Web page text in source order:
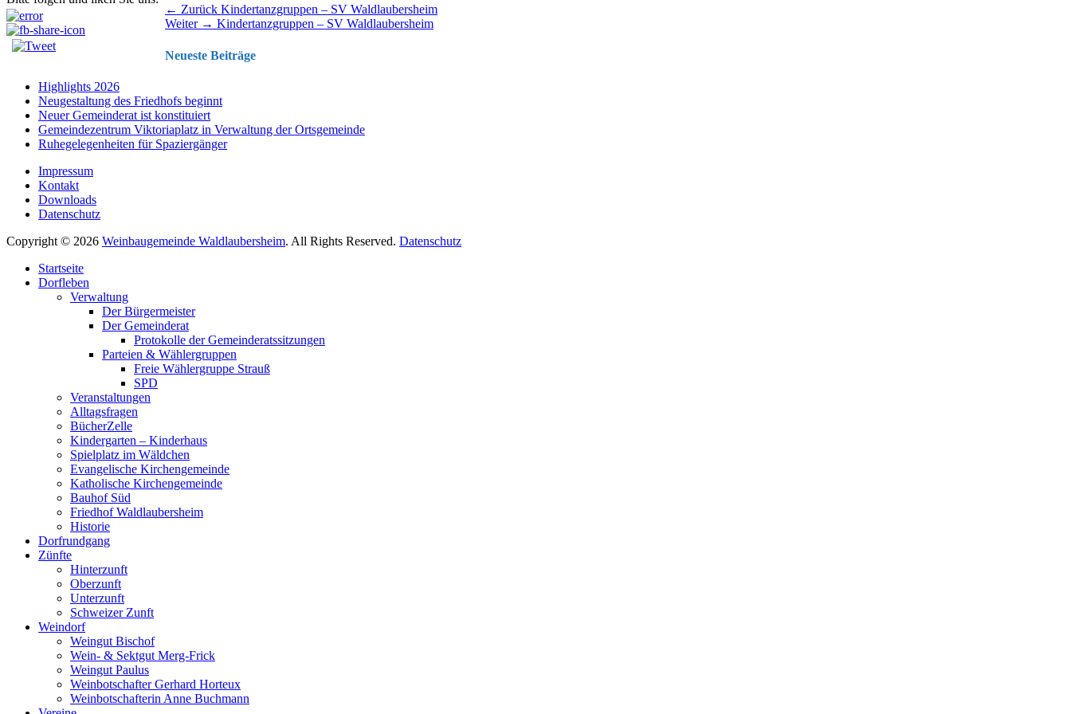
Beitragsnavigation ← Zurück Vorhergehender
Beitrag:
Kindertanzgruppen – SV Waldlaubersheim
Weiter → Nächster
Kindertanzgruppen – SV Waldlaubersheim
Neueste Beiträge
Highlights 2026
Neugestaltung des Friedhofs beginnt
Neuer Gemeinderat ist konstituiert
Gemeindezentrum Viktoriaplatz in Verwaltung der Ortsgemeinde
Ruhegelegenheiten für Spaziergänger
Impressum
Kontakt
Downloads
Datenschutz
Copyright © 2026 Weinbaugemeinde Waldlaubersheim. All Rights Reserved. Datenschutz
oben
scrollen
Startseite
Dorfleben
Verwaltung
Der Bürgermeister
Der Gemeinderat
Protokolle der Gemeinderatssitzungen
Parteien & Wählergruppen
Freie Wählergruppe Strauß
SPD
Veranstaltungen
Alltagsfragen
BücherZelle
Kindergarten – Kinderhaus
Spielplatz im Wäldchen
Evangelische Kirchengemeinde
Katholische Kirchengemeinde
Bauhof Süd
Friedhof Waldlaubersheim
Historie
Dorfrundgang
Zünfte
Hinterzunft
Oberzunft
Unterzunft
Schweizer Zunft
Weindorf
Weingut Bischof
Wein- & Sektgut Merg-Frick
Weingut Paulus
Weinbotschafter Gerhard Horteux
Weinbotschafterin Anne Buchmann